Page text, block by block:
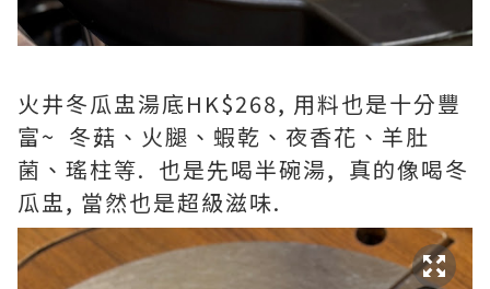
火井冬瓜盅湯底HK$268, 用料也是十分豐
富~ 冬菇、火腿、蝦乾、夜香花、羊肚
菌、瑤柱等. 也是先喝半碗湯, 真的像喝冬
瓜盅, 當然也是超級滋味.